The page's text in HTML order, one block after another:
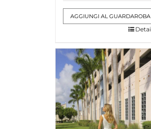
AGGIUNGI AL GUARDAROBA